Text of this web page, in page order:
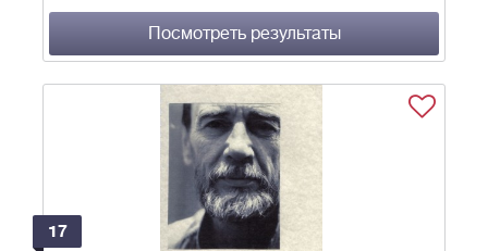
Посмотреть результаты
17